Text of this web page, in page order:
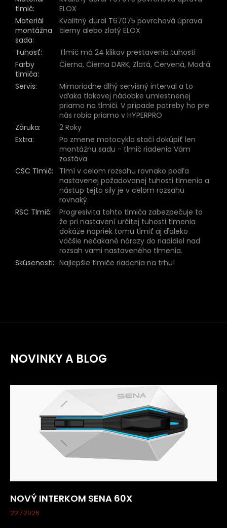
tlmič:
ELOX
Materiál
montážna
sada:
Kvalitný dural T67075 povrchová úprava
čierny alebo zlatý ELOX
Tuhosť:
Tlmič má 24 klikov prestavenia tuhosti
Farby
tlmiča:
Čierna, Čierna DARK, Zlatá, Červená, Modrá
Servis:
Mimoriadne dlhý servisný interval a to
vďaka tlakovej nádobke umiestnenej
priamo na tlmiči. V prípade potreby ho pre
nás robia priamo v HYPERPRO
Záruka:
2 Roky
Extra:
Po zmene motocykla stačí dokúpiť len
montážnu sadu - tlmič riadenia Vám
zostáva
CSC Tlmič:
Tlmí v celom rozsahu rovnako podľa
nastavenej požadovanej tuhosti tlmenia a
nástup tejto sily je v celom rozsahu
rovnaký.
RSC Tlmič:
Progresivita tohto tlmiča zabezpečuje to
že pri nastavení určitej tuhosti tlmenia
dokáže napriek tomu tlmiť aj ďaleko
väčšie nečakané nárazy do riadidiel nad
rozsah vami nastaveného tlmenia.
Skúsenosti: Najlepšie tlmiče riadenia na trhu!
NOVINKY A BLOG
NOVÝ INTERKOM SENA 60X
22.7.2026